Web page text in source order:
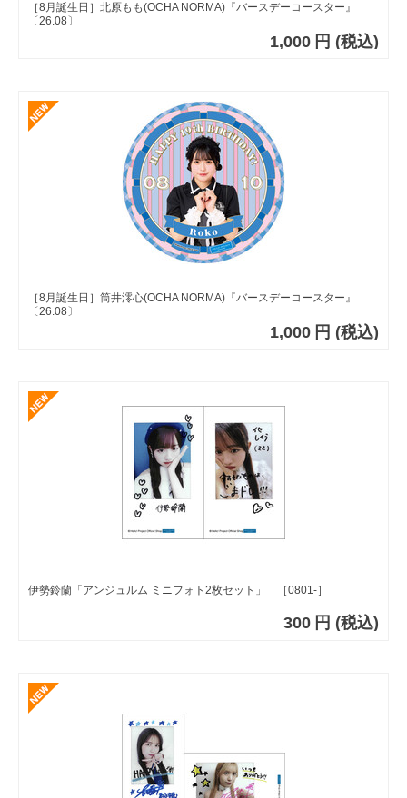
［8月誕生日］北原もも(OCHA NORMA)『バースデーコースター』
〔26.08〕
1,000 円 (税込)
［8月誕生日］筒井澪心(OCHA NORMA)『バースデーコースター』
〔26.08〕
1,000 円 (税込)
伊勢鈴蘭「アンジュルム ミニフォト2枚セット」 ［0801-］
300 円 (税込)